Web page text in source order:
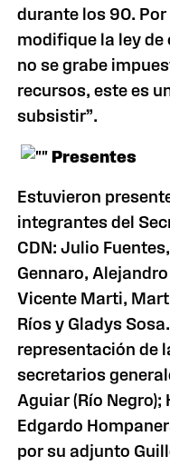
durante los 90.
modifique la ley
no se grabe
recursos, este es
subsistir”.
Presentes
Estuvieron
integrantes del
CDN: Julio
Gennaro,
Vicente Marti,
Ríos y Gladys
representación de
secretarios
Aguiar (Río Negro);
Edgardo
por su adjunto